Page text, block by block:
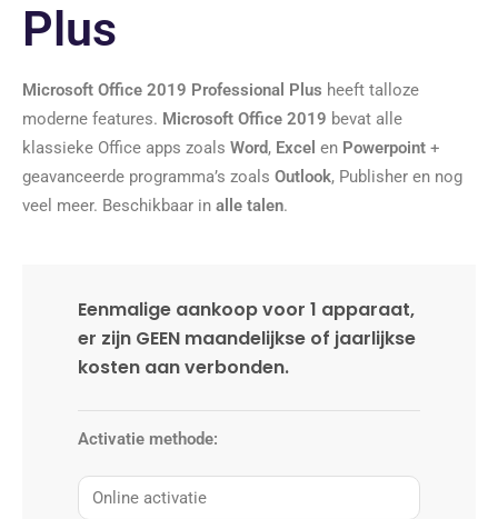
Plus
Microsoft Office 2019 Professional Plus heeft talloze
moderne features. Microsoft Office 2019 bevat alle
klassieke Office apps zoals Word, Excel en Powerpoint +
geavanceerde programma’s zoals Outlook, Publisher en nog
veel meer. Beschikbaar in alle talen.
Eenmalige aankoop voor 1 apparaat,
er zijn GEEN maandelijkse of jaarlijkse
kosten aan verbonden.
Activatie methode:
Online activatie